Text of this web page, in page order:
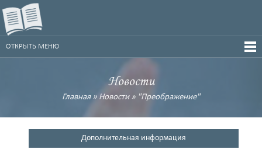
ОТКРЫТЬ МЕНЮ
Новости
Главная» Новости» "Преображение"
Дополнительная информация